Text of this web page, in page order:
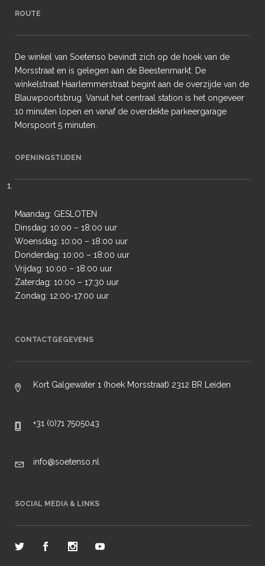
ROUTE
De winkel van Soetenso bevindt zich op de hoek van de
Morsstraat en is gelegen aan de Beestenmarkt. De
winkelstraat Haarlemmerstraat begint aan de overzijde van de
Blauwpoortsbrug. Vanuit het centraal station is het ongeveer
10 minuten lopen en vanaf de overdekte parkeergarage
Morspoort 5 minuten.
OPENINGSTIJDEN
Maandag: GESLOTEN
Dinsdag: 10:00 – 18:00 uur
Woensdag: 10:00 – 18:00 uur
Donderdag: 10:00 – 18:00 uur
Vrijdag: 10:00 – 18:00 uur
Zaterdag: 10:00 – 17:30 uur
Zondag: 12:00-17:00 uur
CONTACTGEGEVENS
Kort Galgewater 1 (hoek Morsstraat) 2312 BR Leiden
+31 (0)71 7505043
info@soetenso.nl
SOCIAL MEDIA & LINKS